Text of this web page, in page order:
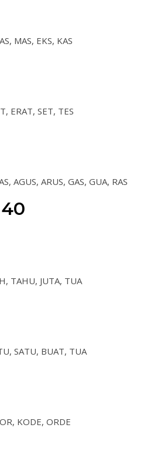
MAS, EKS, KAS
ERAT, SET, TES
AGUS, ARUS, GAS, GUA, RAS
40
TAHU, JUTA, TUA
SATU, BUAT, TUA
KODE, ORDE